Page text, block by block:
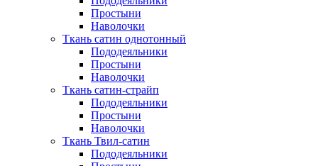
Простыни
Наволочки
Ткань сатин однотонный
Пододеяльники
Простыни
Наволочки
Ткань сатин-страйп
Пододеяльники
Простыни
Наволочки
Ткань Твил-сатин
Пододеяльники